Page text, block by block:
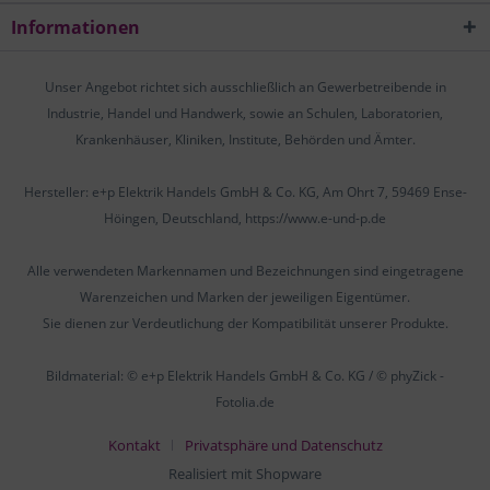
Informationen
Unser Angebot richtet sich ausschließlich an Gewerbetreibende in
Industrie, Handel und Handwerk, sowie an Schulen, Laboratorien,
Krankenhäuser, Kliniken, Institute, Behörden und Ämter.
Hersteller: e+p Elektrik Handels GmbH & Co. KG, Am Ohrt 7, 59469 Ense-
Höingen, Deutschland, https://www.e-und-p.de
Alle verwendeten Markennamen und Bezeichnungen sind eingetragene
Warenzeichen und Marken der jeweiligen Eigentümer.
Sie dienen zur Verdeutlichung der Kompatibilität unserer Produkte.
Bildmaterial: © e+p Elektrik Handels GmbH & Co. KG / © phyZick -
Fotolia.de
Kontakt
Privatsphäre und Datenschutz
Realisiert mit Shopware